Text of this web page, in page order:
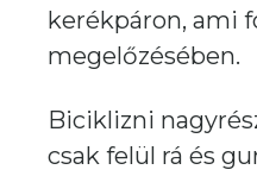
kerékpáron, ami
megelőzésében.
Biciklizni
csak felül rá és